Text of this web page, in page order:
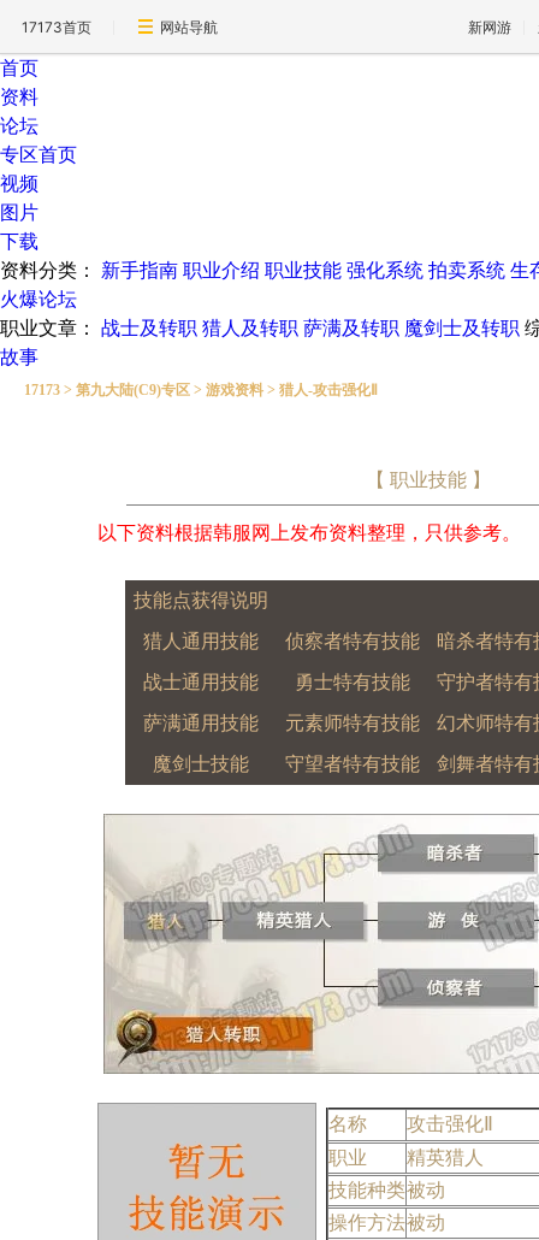
17173首页 网站导航 新网游
首页
资料
论坛
专区首页
视频
图片
下载
资料分类：
新手指南 职业介绍 职业技能 强化系统 拍卖系统 生
火爆论坛
职业文章：
战士及转职 猎人及转职 萨满及转职 魔剑士及转职
故事
17173 > 第九大陆(C9)专区 > 游戏资料 > 猎人-攻击强化Ⅱ
【 职业技能 】
以下资料根据韩服网上发布资料整理，只供参考。
技能点获得说明
猎人通用技能
侦察者特有技能
暗杀者特有
战士通用技能
勇士特有技能
守护者特有
萨满通用技能
元素师特有技能
幻术师特有
魔剑士技能
守望者特有技能 剑舞者特有
名称
攻击强化Ⅱ
职业
精英猎人
技能种类被动
操作方法被动